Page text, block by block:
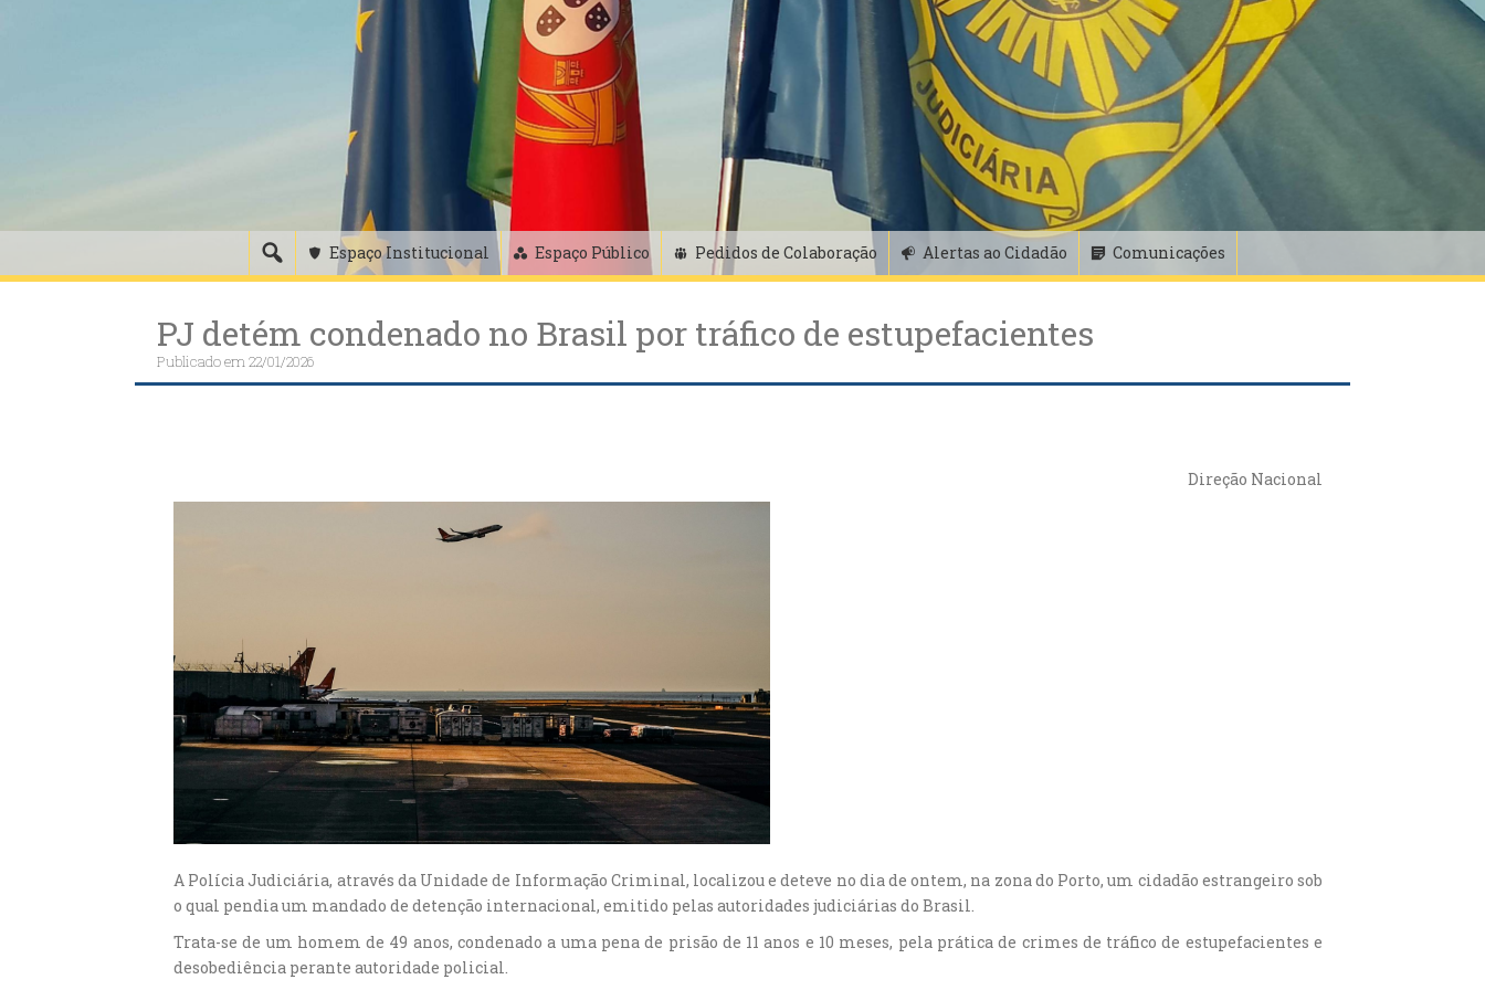
Espaço Institucional Espaço Público Pedidos de Colaboração Alertas ao Cidadão Comunicações
PJ detém condenado no Brasil por tráfico de estupefacientes
Publicado em22/01/2026
Direção Nacional
A Polícia Judiciária, através da Unidade de Informação Criminal, localizou e deteve no dia de ontem, na zona do Porto, um cidadão estrangeiro sob
o qual pendia um mandado de detenção internacional, emitido pelas autoridades judiciárias do Brasil.
Trata-se de um homem de 49 anos, condenado a uma pena de prisão de 11 anos e 10 meses, pela prática de crimes de tráfico de estupefacientes e
desobediência perante autoridade policial.